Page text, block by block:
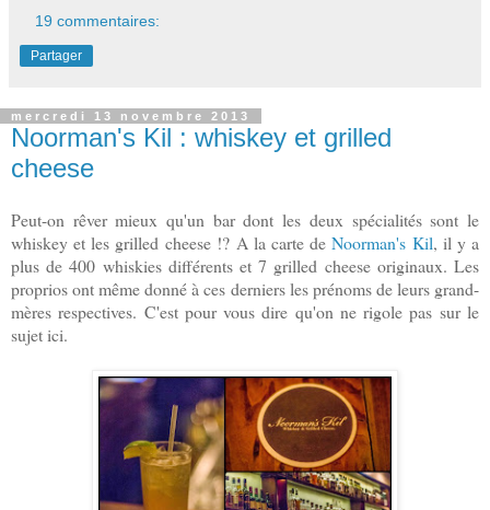
19 commentaires:
Partager
mercredi 13 novembre 2013
Noorman's Kil : whiskey et grilled
cheese
Peut-on rêver mieux qu'un bar dont les deux spécialités sont le
whiskey et les grilled cheese !? A la carte deNoorman's Kil, il y a
plus de 400 whiskies différents et 7 grilled cheese originaux. Les
proprios ont même donné à ces derniers les prénoms de leurs grand-
mères respectives. C'est pour vous dire qu'on ne rigole pas sur le
sujet ici.